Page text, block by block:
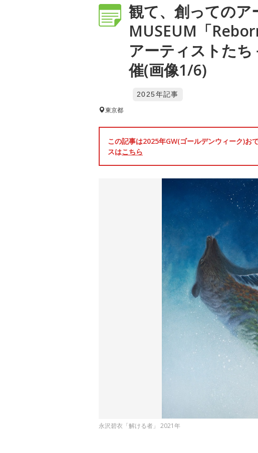
観て、創ってのア
MUSEUM「
アーティストた
催(画像1/6)
2025年記事
東京都
この記事は2025年GW(ゴールデンウィーク)お
スはこちら
永沢碧衣「解ける者」 2021年